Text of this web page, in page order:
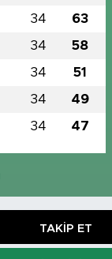
34 63
34 58
34 51
34 49
34 47
TAKIP ET